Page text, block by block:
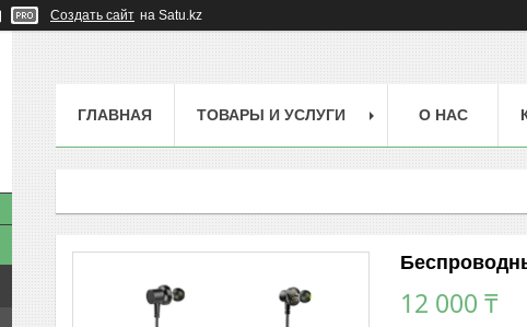
Создать сайт на Satu.kz
ГЛАВНАЯ ТОВАРЫ И УСЛУГИ О НАС
12 000 ₸